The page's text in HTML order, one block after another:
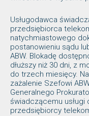
Usługodawca
przedsiębiorca
natychmiastowego
postanowieniu sądu
ABW. Blokadę
dłuższy niż 30 dni, z
do trzech miesięcy.
zażalenie Szefowi
Generalnego
świadczącemu usługi
przedsiębiorcy